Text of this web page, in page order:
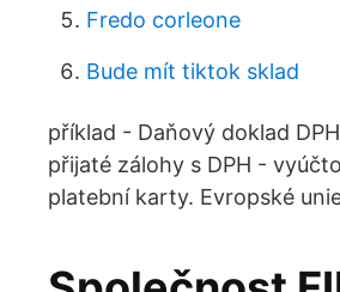
Fredo corleone
Bude mít tiktok sklad
příklad - Daňový doklad
přijaté zálohy s DPH -
platební karty. Evropské